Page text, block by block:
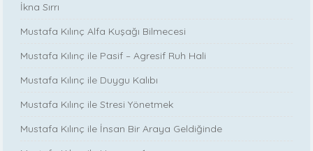
İkna Sırrı
Mustafa Kılınç Alfa Kuşağı Bilmecesi
Mustafa Kılınç ile Pasif – Agresif Ruh Hali
Mustafa Kılınç ile Duygu Kalıbı
Mustafa Kılınç ile Stresi Yönetmek
Mustafa Kılınç ile İnsan Bir Araya Geldiğinde